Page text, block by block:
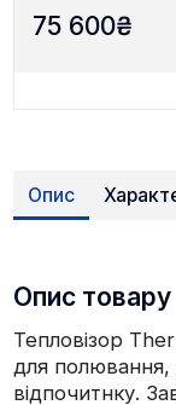
75 600₴
Опис
Опис товару
Тепловізор
для полювання,
відпочитнку.